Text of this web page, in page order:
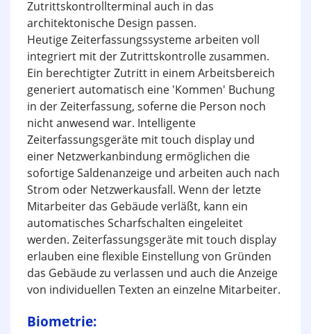
Zutrittskontrollterminal auch in das
architektonische Design passen.
Heutige Zeiterfassungssysteme arbeiten voll
integriert mit der Zutrittskontrolle zusammen.
Ein berechtigter Zutritt in einem Arbeitsbereich
generiert automatisch eine 'Kommen' Buchung
in der Zeiterfassung, soferne die Person noch
nicht anwesend war. Intelligente
Zeiterfassungsgeräte mit touch display und
einer Netzwerkanbindung ermöglichen die
sofortige Saldenanzeige und arbeiten auch nach
Strom oder Netzwerkausfall. Wenn der letzte
Mitarbeiter das Gebäude verläßt, kann ein
automatisches Scharfschalten eingeleitet
werden. Zeiterfassungsgeräte mit touch display
erlauben eine flexible Einstellung von Gründen
das Gebäude zu verlassen und auch die Anzeige
von individuellen Texten an einzelne Mitarbeiter.
Biometrie: